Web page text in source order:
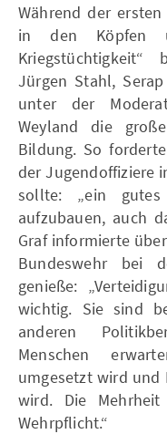
Während der
in den Köpfen
Kriegstüchtigkeit“
Jürgen Stahl,
unter der
Weyland die
Bildung. So
der Jugendoffiziere
sollte: „ein gutes
aufzubauen, auch
Graf informierte
Bundeswehr bei
genieße:
wichtig. Sie sind
anderen
Menschen
umgesetzt wird und
wird. Die
Wehrpflicht.“